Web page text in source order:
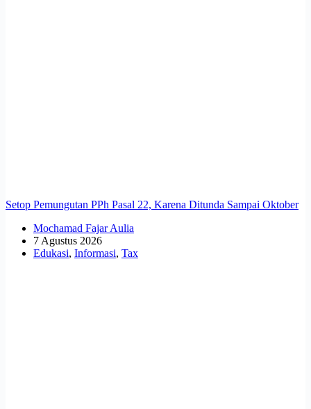
Setop Pemungutan PPh Pasal 22, Karena Ditunda Sampai Oktober
Mochamad Fajar Aulia
7 Agustus 2026
Edukasi, Informasi, Tax